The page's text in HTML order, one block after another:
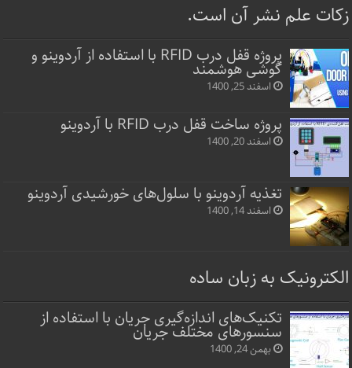
زکات علم نشر آن است.
پروژه قفل‌ درب RFID با استفاده از آردوینو و
گوشی هوشمند
اسفند 25, 1400
پروژه ساخت قفل‌ درب RFID با آردوینو
اسفند 20, 1400
تغذیه آردوینو با سلول‌های خورشیدی آردوینو
اسفند 14, 1400
الکترونیک به زبان ساده
تکنیک‌های اندازه‌گیری جریان با استفاده از
سنسورهای مختلف جریان
بهمن 24, 1400